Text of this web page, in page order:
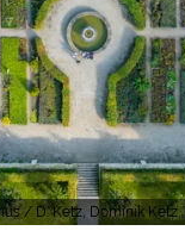
/ D. Ketz, Dominik